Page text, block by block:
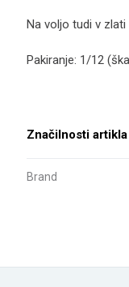
Na voljo tudi v zlati
Pakiranje: 1/12
Značilnosti artikla
Brand